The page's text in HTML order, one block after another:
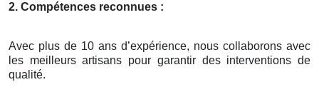
2. Compétences reconnues :
Avec plus de 10 ans d’expérience, nous collaborons avec
les meilleurs artisans pour garantir des interventions de
qualité.